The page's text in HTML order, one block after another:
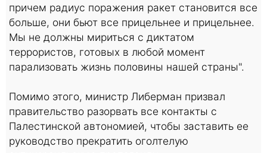
причем радиус поражения ракет становится все
больше, они бьют все прицельнее и прицельнее.
Мы не должны мириться с диктатом
террористов, готовых в любой момент
парализовать жизнь половины нашей страны".
Помимо этого, министр Либерман призвал
правительство разорвать все контакты с
Палестинской автономией, чтобы заставить ее
руководство прекратить оголтелую